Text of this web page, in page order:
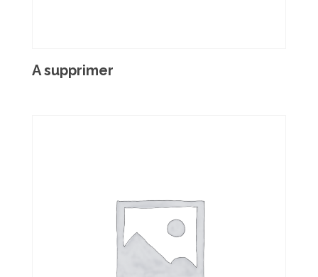
A supprimer